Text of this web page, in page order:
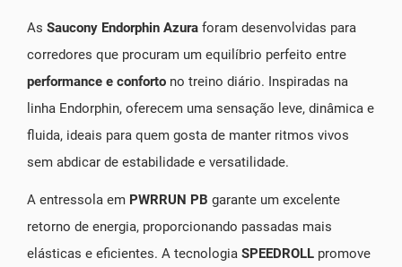
As Saucony Endorphin Azura foram desenvolvidas para
corredores que procuram um equilíbrio perfeito entre
performance e conforto no treino diário. Inspiradas na
linha Endorphin, oferecem uma sensação leve, dinâmica e
fluida, ideais para quem gosta de manter ritmos vivos
sem abdicar de estabilidade e versatilidade.
A entressola em PWRRUN PB garante um excelente
retorno de energia, proporcionando passadas mais
elásticas e eficientes. A tecnologia SPEEDROLL promove